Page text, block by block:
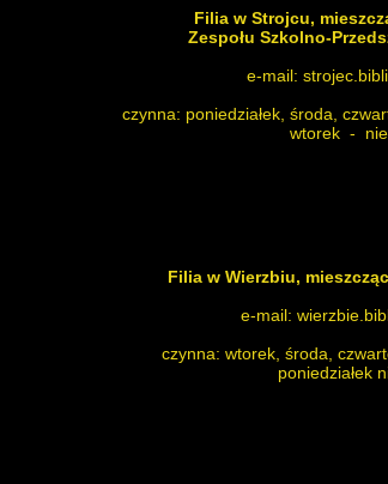
Filia w Strojcu,
Zespołu Szkolno-
e-mail:
czynna: poniedziałek, środa,
wtorek -
Filia w Wierzbiu,
e-mail:
czynna: wtorek, środa,
poniedziałek